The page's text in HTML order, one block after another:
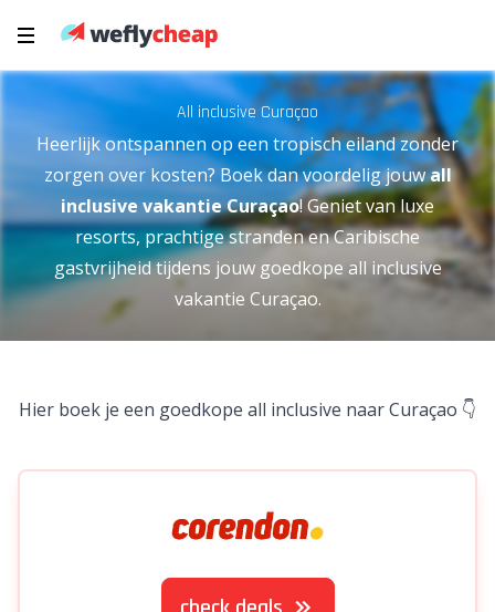
All inclusive Curaçao
Heerlijk ontspannen op een tropisch eiland zonder
zorgen over kosten? Boek dan voordelig jouwall
inclusive vakantie Curaçao! Geniet van luxe
resorts, prachtige stranden en Caribische
gastvrijheid tijdens jouw goedkope all inclusive
vakantie Curaçao.
Hier boek je een goedkope all inclusive naar Curaçao 👇